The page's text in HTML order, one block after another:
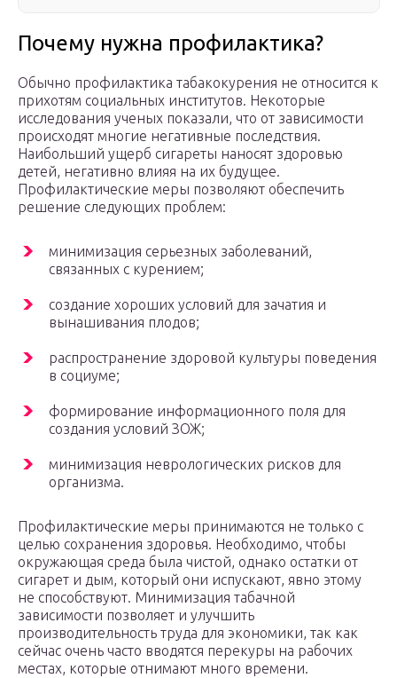
Почему нужна профилактика?
Обычно профилактика табакокурения не относится к
прихотям социальных институтов. Некоторые
исследования ученых показали, что от зависимости
происходят многие негативные последствия.
Наибольший ущерб сигареты наносят здоровью
детей, негативно влияя на их будущее.
Профилактические меры позволяют обеспечить
решение следующих проблем:
минимизация серьезных заболеваний,
связанных с курением;
создание хороших условий для зачатия и
вынашивания плодов;
распространение здоровой культуры поведения
в социуме;
формирование информационного поля для
создания условий ЗОЖ;
минимизация неврологических рисков для
организма.
Профилактические меры принимаются не только с
целью сохранения здоровья. Необходимо, чтобы
окружающая среда была чистой, однако остатки от
сигарет и дым, который они испускают, явно этому
не способствуют. Минимизация табачной
зависимости позволяет и улучшить
производительность труда для экономики, так как
сейчас очень часто вводятся перекуры на рабочих
местах, которые отнимают много времени.